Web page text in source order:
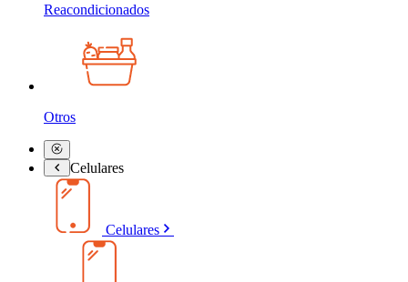
Reacondicionados
Otros
Celulares
Celulares